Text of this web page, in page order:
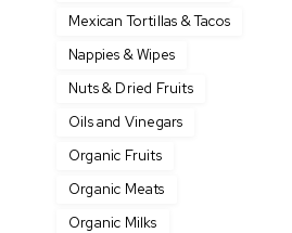
Mexican Tortillas & Tacos
Nappies & Wipes
Nuts & Dried Fruits
Oils and Vinegars
Organic Fruits
Organic Meats
Organic Milks